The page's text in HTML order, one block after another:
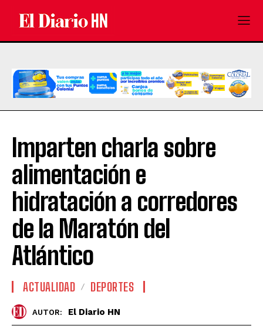
Imparten charla sobre
alimentación e
hidratación a corredores
de la Maratón del
Atlántico
ACTUALIDAD DEPORTES
AUTOR: El Diario HN